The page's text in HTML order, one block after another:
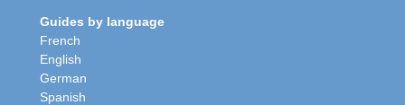
Guides by language
French
English
German
Spanish